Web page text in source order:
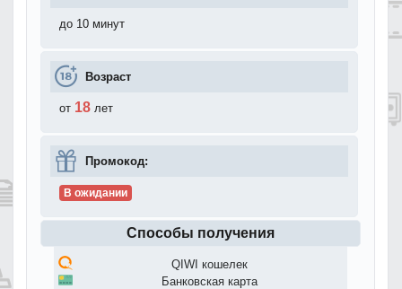
до 10 минут
Возраст
от 18 лет
Промокод:
В ожидании
Способы получения
QIWI кошелек
Банковская карта